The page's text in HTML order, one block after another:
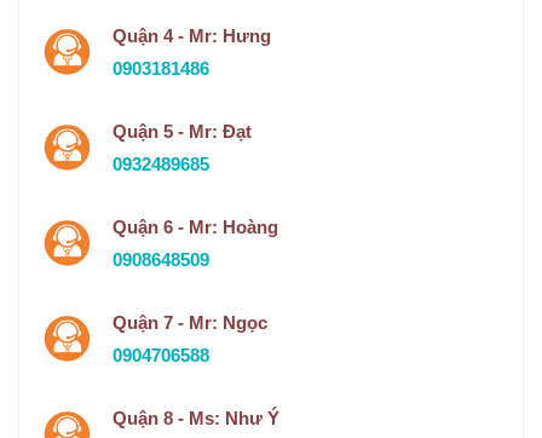
Quận 4 - Mr: Hưng
0903181486
Quận 5 - Mr: Đạt
0932489685
Quận 6 - Mr: Hoàng
0908648509
Quận 7 - Mr: Ngọc
0904706588
Quận 8 - Ms: Như Ý